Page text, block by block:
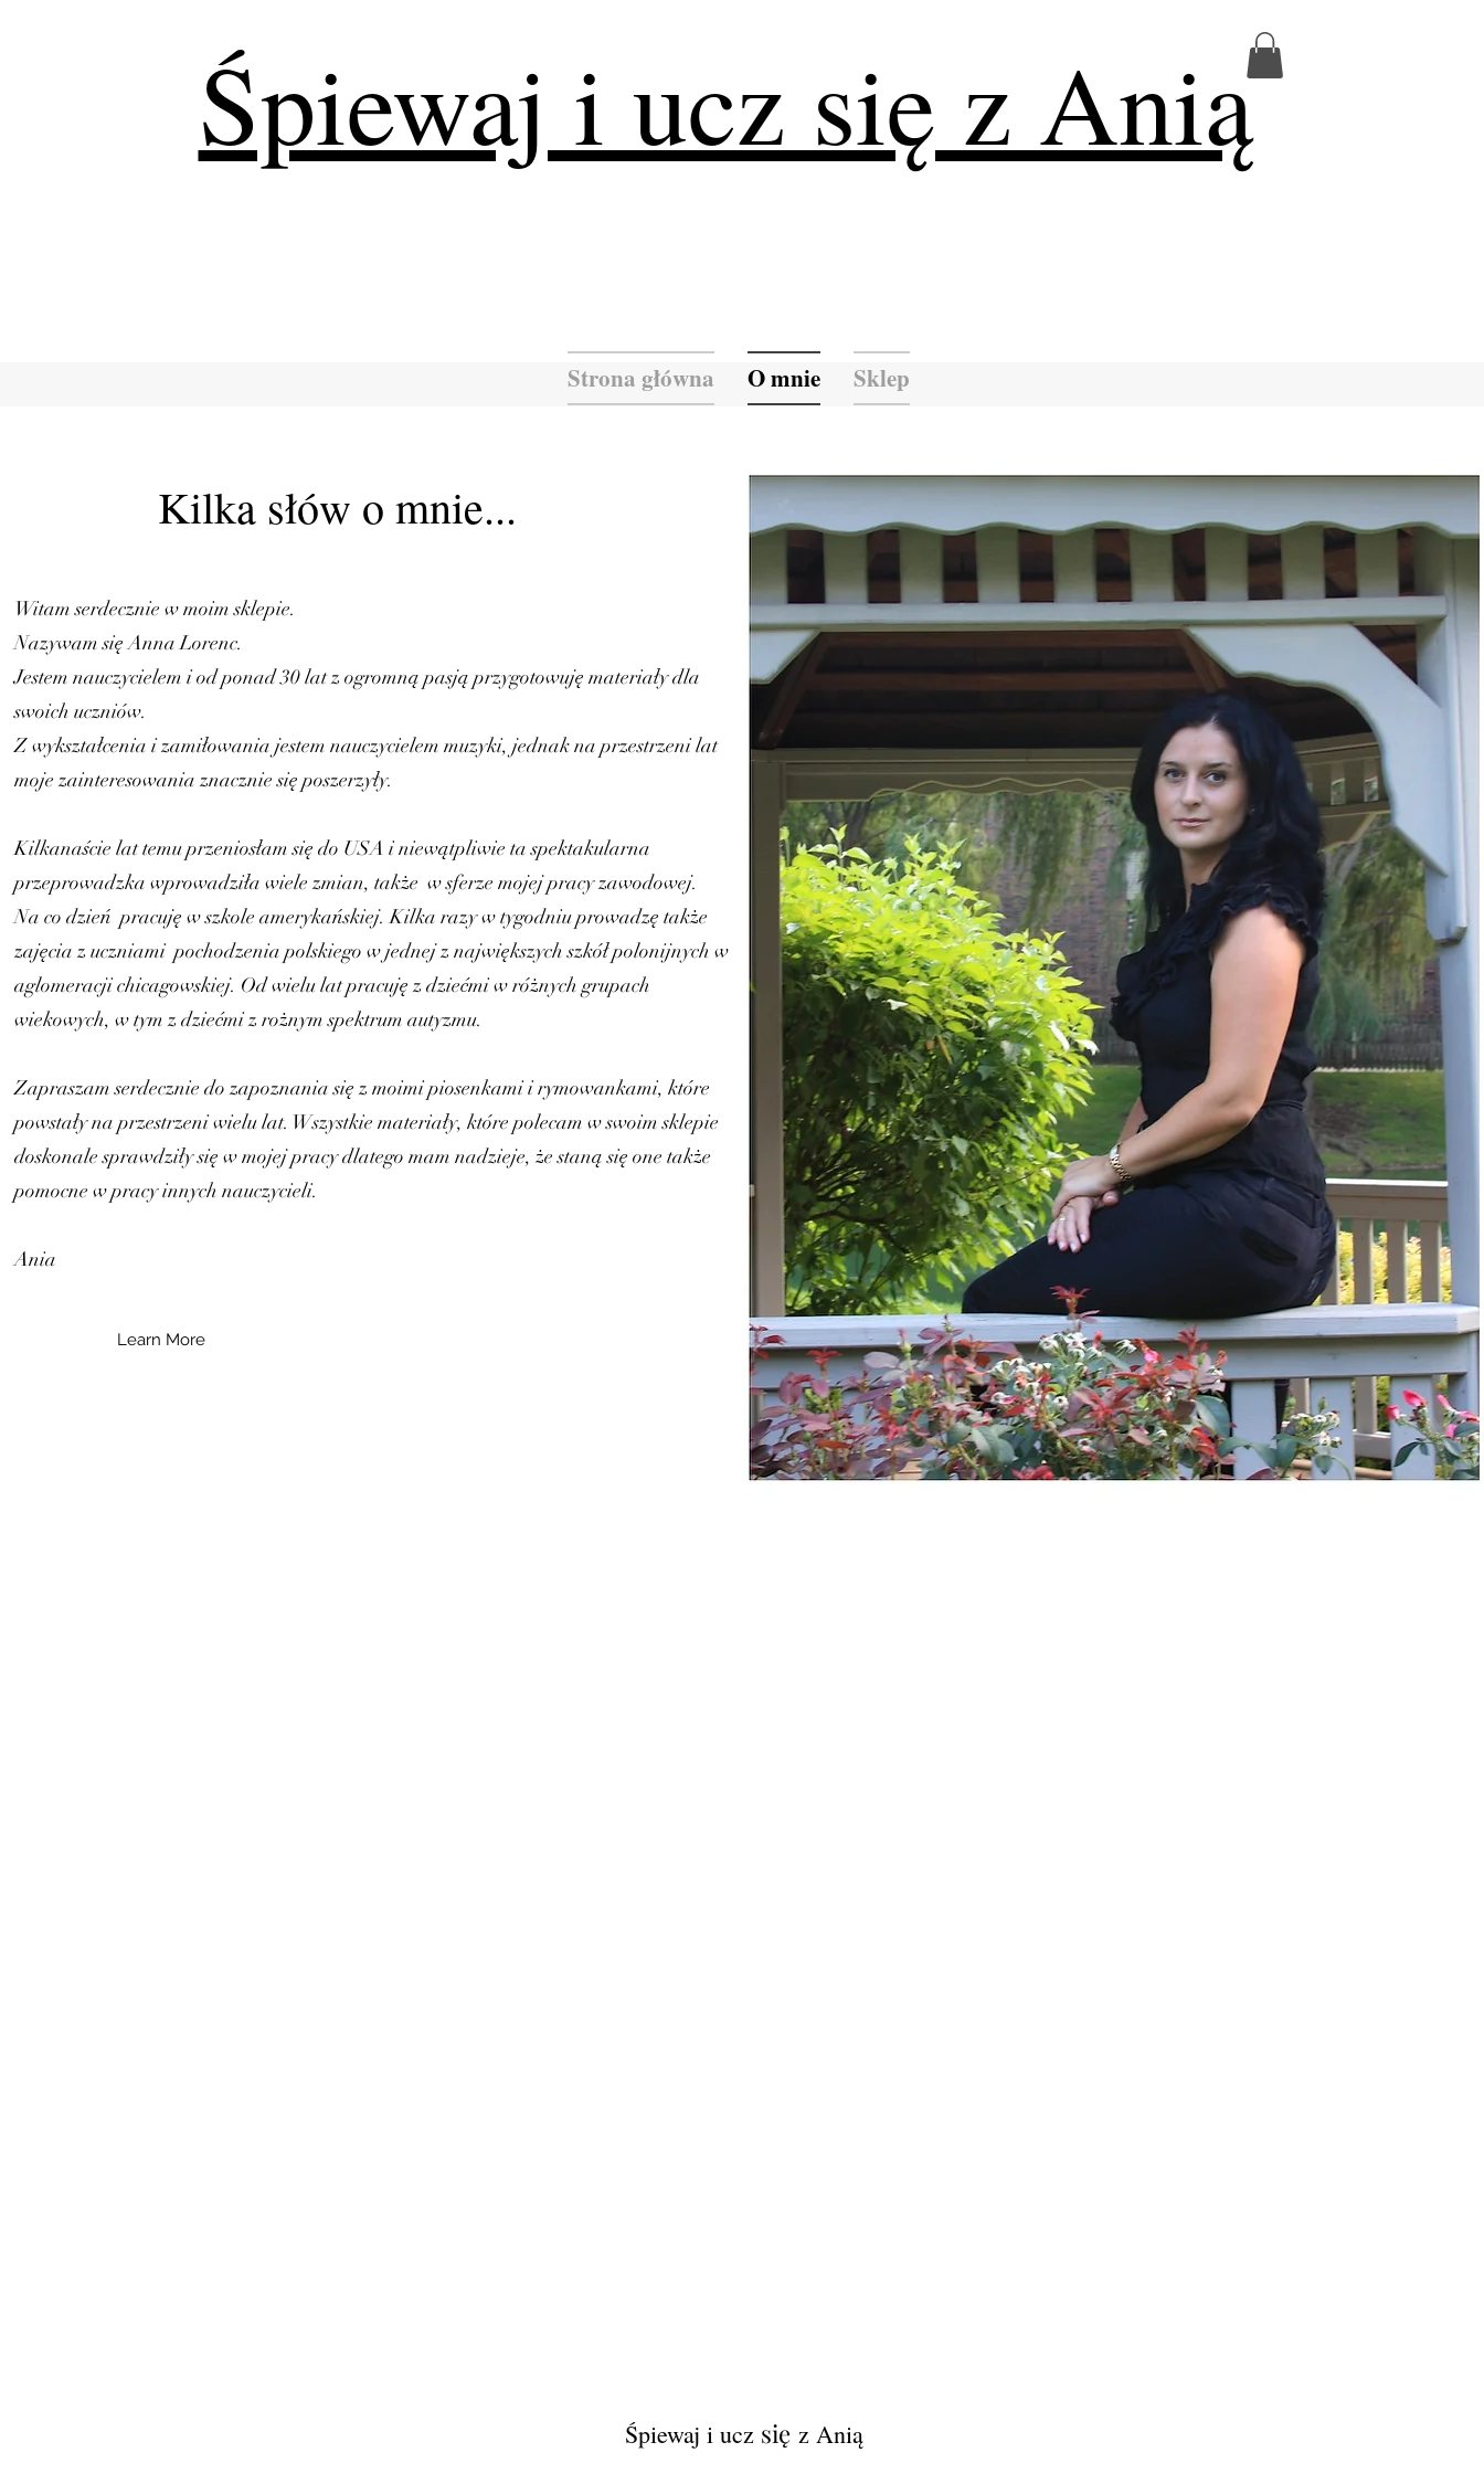
Śpiewaj i ucz się z Anią
Strona główna O mnie Sklep
Kilka słów o mnie...
Witam serdecznie w moim sklepie.
Nazywam się Anna Lorenc.
Jestem nauczycielem i od ponad 30 lat z ogromną pasją przygotowuję materiały dla
swoich uczniów.
Z wykształcenia i zamiłowania jestem nauczycielem muzyki, jednak na przestrzeni lat
moje zainteresowania znacznie się poszerzyły.
Kilkanaście lat temu przeniosłam się do USA i niewątpliwie ta spektakularna
przeprowadzka wprowadziła wiele zmian, także w sferze mojej pracy zawodowej.
Na co dzień pracuję w szkole amerykańskiej. Kilka razy w tygodniu prowadzę także
zajęcia z uczniami pochodzenia polskiego w jednej z największych szkół polonijnych w
aglomeracji chicagowskiej. Od wielu lat pracuję z dziećmi w różnych grupach
wiekowych, w tym z dziećmi z rożnym spektrum autyzmu.
Zapraszam serdecznie do zapoznania się z moimi piosenkami i rymowankami, które
powstały na przestrzeni wielu lat. Wszystkie materiały, które polecam w swoim sklepie
doskonale sprawdziły się w mojej pracy dlatego mam nadzieje, że staną się one także
pomocne w pracy innych nauczycieli.
Ania
Learn More
Śpiewaj i ucz się z Anią